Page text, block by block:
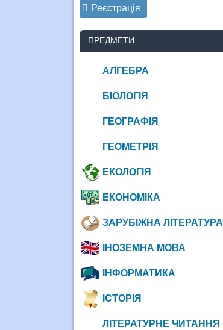
Реєстрація
ПРЕДМЕТИ
АЛГЕБРА
БІОЛОГІЯ
ГЕОГРАФІЯ
ГЕОМЕТРІЯ
ЕКОЛОГІЯ
ЕКОНОМІКА
ЗАРУБІЖНА ЛІТЕРАТУРА
ІНОЗЕМНА МОВА
ІНФОРМАТИКА
ІСТОРІЯ
ЛІТЕРАТУРНЕ ЧИТАННЯ